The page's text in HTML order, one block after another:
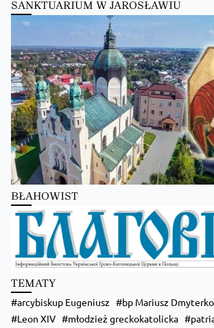
Kościół GreckokatolickiKościół
zmienił(a) swój status.
Zobacz na
SANKTUARIUM W JAROSŁAWIU
BŁAHOWIST
TEMATY
arcybiskup Eugeniusz bp Mariusz Dmyterko
Leon XIV
młodzież greckokatolicka